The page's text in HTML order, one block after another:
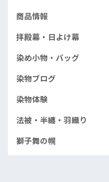
商品情報
拝殿幕・日よけ幕
染め小物・バッグ
染物ブログ
染物体験
法被・半纏・羽織り
獅子舞の幌